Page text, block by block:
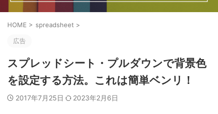
HOME > spreadsheet >
広告
スプレッドシート・プルダウンで背景色
を設定する方法。これは簡単ベンリ！
2017年7月25日 2023年2月6日